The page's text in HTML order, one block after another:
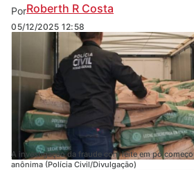
PorRoberth R Costa
05/12/2025 12:58
A investigação da fraude com leite em pó
anônima (Polícia Civil/Divulgação)